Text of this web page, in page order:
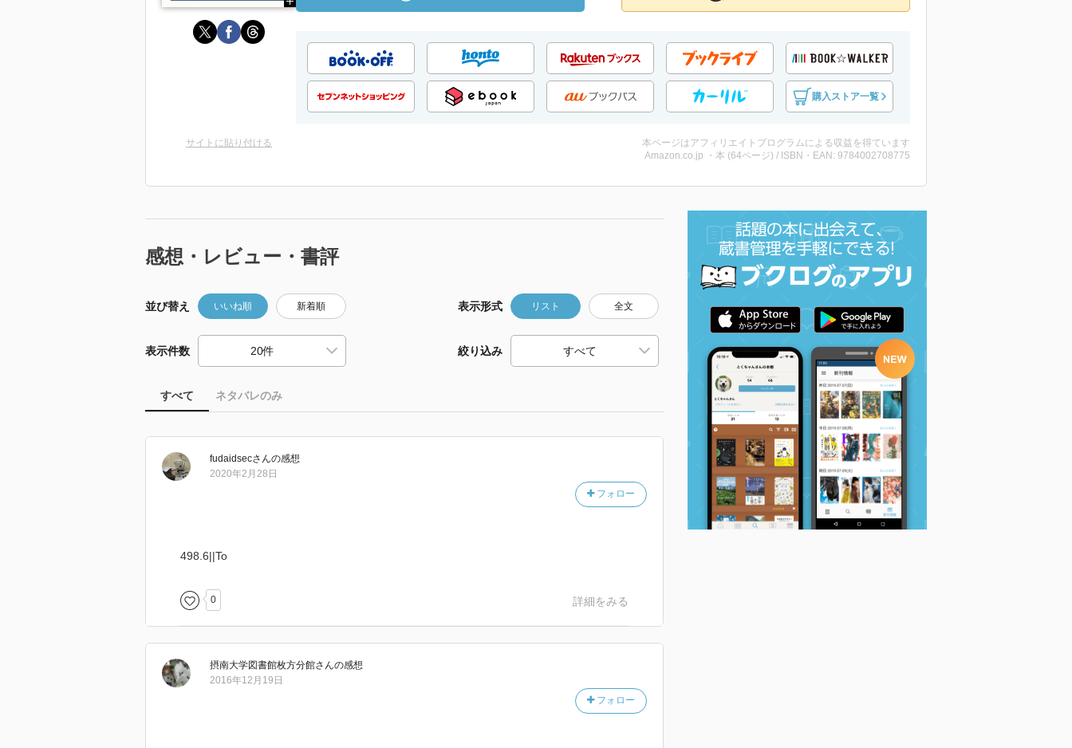
購入ストア一覧
サイトに貼り付ける
本ページはアフィリエイトプログラムによる収益を得ています
Amazon.co.jp ・本 (64ページ) / ISBN・EAN: 9784002708775
感想・レビュー・書評
並び替え いいね順 新着順 表示形式 リスト 全文
表示件数 絞り込み
すべて ネタバレのみ
fudaidsecさんの感想
フォロー
2020年2月28日
498.6||To
0 詳細をみる
摂南大学図書館枚方分館さんの感想
フォロー
2016年12月19日